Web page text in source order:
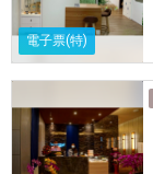
電子票(特)